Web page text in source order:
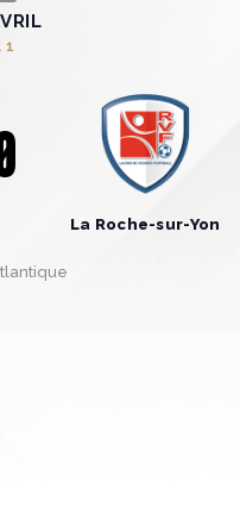
1
La Roche-sur-Yon